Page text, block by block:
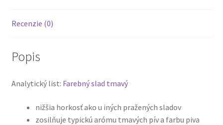
Recenzie (0)
Popis
Analytický list: Farebný slad tmavý
nižšia horkosť ako u iných pražených sladov
zosilňuje typickú arómu tmavých pív a farbu piva